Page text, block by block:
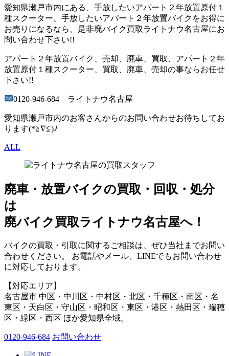
愛知県瀬戸市内にある、手放したいアパート２年放置原付１
種スクーター、手放したいアパート２年放置バイクをお得に
お売りになるなら、是非廃バイク買取ライトナウ名古屋にお
問い合わせ下さい!!
アパート２年放置バイク、売却、廃車、買取、アパート２年
放置原付１種スクーター、買取、廃車、売却の事ならお任せ
下さい!!
0120-946-684 ライトナウ名古屋
愛知県瀬戸市内のお客さんからのお問い合わせお待ちしてお
ります(*≧∇≦)ﾉ
ALL
廃車・放置バイクの買取・回収・処分
は
廃バイク買取ライトナウ名古屋へ！
バイクの買取・引取に関するご相談は、ぜひ当社までお問い
合わせください。 お電話やメール、LINEでもお問い合わせ
に対応しております。
【対応エリア】
名古屋市 中区・中川区・中村区・北区・千種区・南区・名
東区・天白区・守山区・昭和区・東区・港区・熱田区・瑞穂
区・緑区・西区 ほか愛知県全域。
0120-946-684 お問い合わせ